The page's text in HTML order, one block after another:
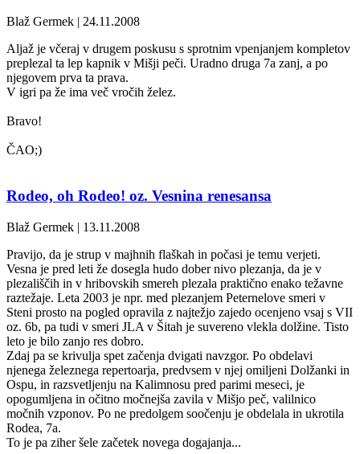
Blaž Germek | 24.11.2008
Aljaž je včeraj v drugem poskusu s sprotnim vpenjanjem kompletov
preplezal ta lep kapnik v Mišji peči. Uradno druga 7a zanj, a po
njegovem prva ta prava.
V igri pa že ima več vročih želez.
Bravo!
ČAO;)
Rodeo, oh Rodeo! oz. Vesnina renesansa
Blaž Germek | 13.11.2008
Pravijo, da je strup v majhnih flaškah in počasi je temu verjeti.
Vesna je pred leti že dosegla hudo dober nivo plezanja, da je v
plezališčih in v hribovskih smereh plezala praktično enako težavne
raztežaje. Leta 2003 je npr. med plezanjem Peternelove smeri v
Steni prosto na pogled opravila z najtežjo zajedo ocenjeno vsaj s VII
oz. 6b, pa tudi v smeri JLA v Šitah je suvereno vlekla dolžine. Tisto
leto je bilo zanjo res dobro.
Zdaj pa se krivulja spet začenja dvigati navzgor. Po obdelavi
njenega železnega repertoarja, predvsem v njej omiljeni Dolžanki in
Ospu, in razsvetljenju na Kalimnosu pred parimi meseci, je
opogumljena in očitno močnejša zavila v Mišjo peč, valilnico
močnih vzponov. Po ne predolgem soočenju je obdelala in ukrotila
Rodea, 7a.
To je pa ziher šele začetek novega dogajanja...